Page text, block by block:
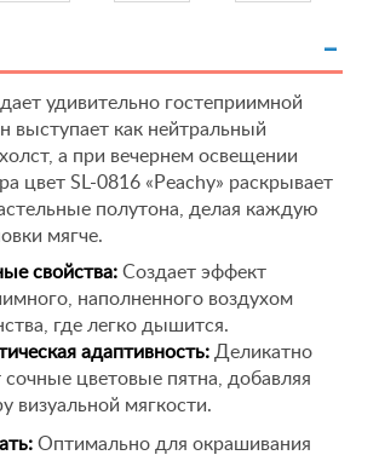
удивительно гостеприимной
выступает как нейтральный
а при вечернем освещении
цвет SL-0816 «Peachy» раскрывает
полутона, делая каждую
мягче.
свойства: Создает эффект
наполненного воздухом
где легко дышится.
адаптивность: Деликатно
сочные цветовые пятна, добавляя
визуальной мягкости.
Оптимально для окрашивания